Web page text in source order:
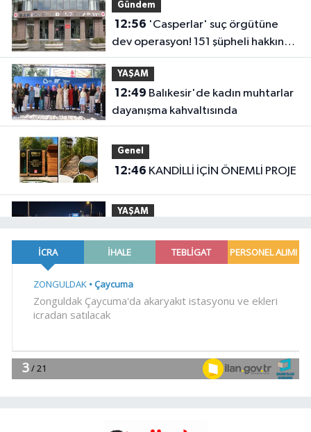
Gündem
12:56
dev operasyon! 151 şüpheli hakkında
dava açıldı
YAŞAM
12:49
dayanışma kahvaltısında
Genel
12:46 KANDİLLİ İÇİN ÖNEMLİ PROJE
YAŞAM
Karamürsel tünellerine konfor
dokunuşu
12:42AKINCILARSPOR 67